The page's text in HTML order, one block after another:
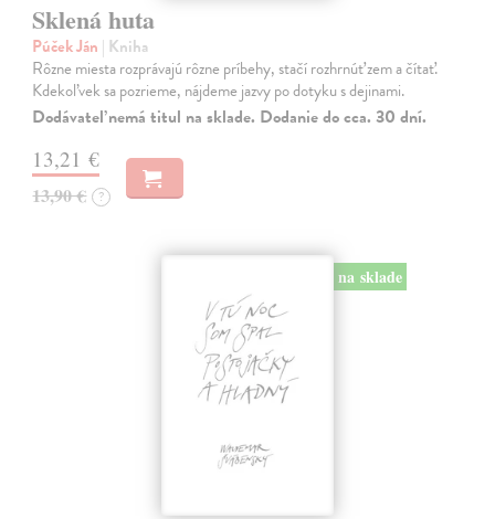
Sklená huta
Púček Ján | Kniha
Rôzne miesta rozprávajú rôzne príbehy, stačí rozhrnúť zem a čítať.
Kdekoľvek sa pozrieme, nájdeme jazvy po dotyku s dejinami.
Dodávateľ nemá titul na sklade. Dodanie do cca. 30 dní.
13,21 €
13,90 € ?
na sklade